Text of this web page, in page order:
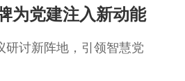
为党建注入新动能
研讨新阵地，引领智慧党